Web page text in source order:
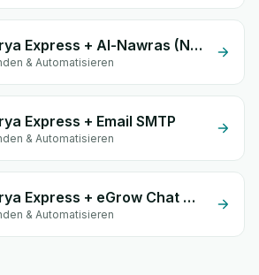
Nearya Express + Al-Nawras (Nawris)
& Automatisieren
Express + Email SMTP
& Automatisieren
Nearya Express + eGrow Chat Widget
& Automatisieren